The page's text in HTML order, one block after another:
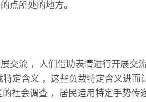
点所处的地方。
交流 ，人们借助表情进行开展交
特定含义 ，这些负载特定含义进而
社会调查 ，居民运用特定手势传